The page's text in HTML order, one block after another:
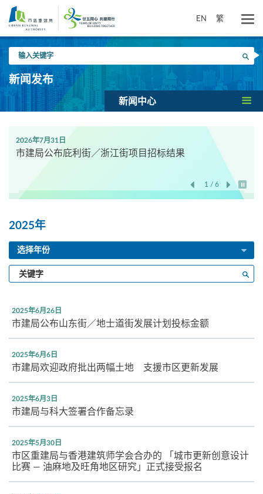
要
EN 繁
入
关
键
搜寻
新闻发布
新闻中心
2026年7月31日
市建局公布庇利街／浙江街项目招标结果
1 / 6
开始/
2025年
选择年份
输
入
键
字
2025年6月26日
市建局公布山东街／地士道街发展计划投标金额
2025年6月6日
市建局欢迎政府批出两幅土地 支援市区更新发展
2025年6月3日
市建局与科大签署合作备忘录
2025年5月30日
市区重建局与香港建筑师学会合办的 「城市更新创意设计
比赛 — 油麻地及旺角地区研究」正式接受报名